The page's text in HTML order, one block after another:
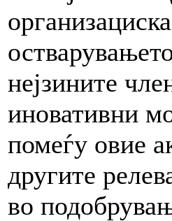
нејзините
иновативни
помеѓу овие
другите
во